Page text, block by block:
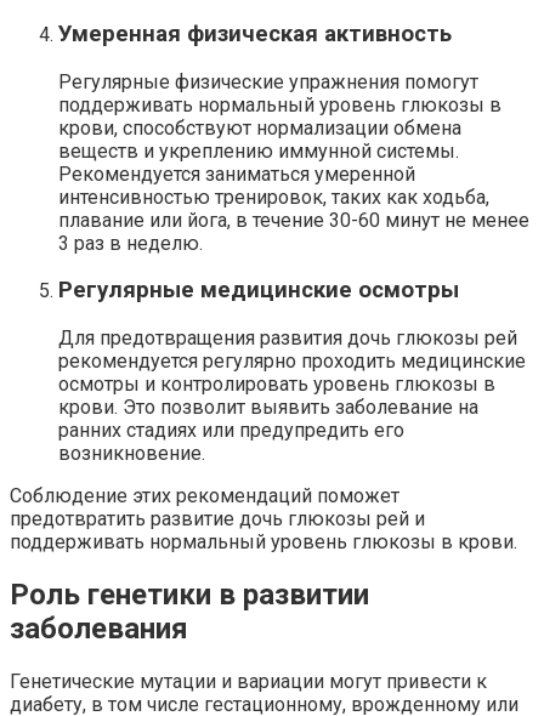
Умеренная физическая активность
Регулярные физические упражнения помогут
поддерживать нормальный уровень глюкозы в
крови, способствуют нормализации обмена
веществ и укреплению иммунной системы.
Рекомендуется заниматься умеренной
интенсивностью тренировок, таких как ходьба,
плавание или йога, в течение 30-60 минут не менее
3 раз в неделю.
Регулярные медицинские осмотры
Для предотвращения развития дочь глюкозы рей
рекомендуется регулярно проходить медицинские
осмотры и контролировать уровень глюкозы в
крови. Это позволит выявить заболевание на
ранних стадиях или предупредить его
возникновение.
Соблюдение этих рекомендаций поможет
предотвратить развитие дочь глюкозы рей и
поддерживать нормальный уровень глюкозы в крови.
Роль генетики в развитии
заболевания
Генетические мутации и вариации могут привести к
диабету, в том числе гестационному, врожденному или